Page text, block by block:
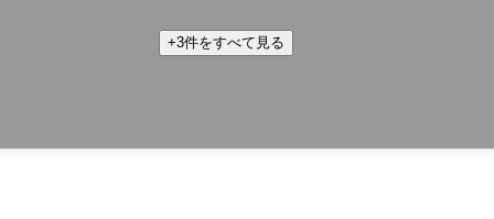
+3件をすべて見る